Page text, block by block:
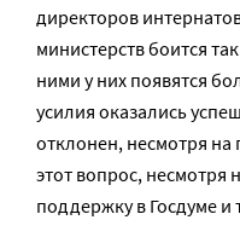
директоров
министерств боится
ними у них появятся
усилия оказались
отклонен, несмотря
этот вопрос, несмотря
поддержку в Госдуме и